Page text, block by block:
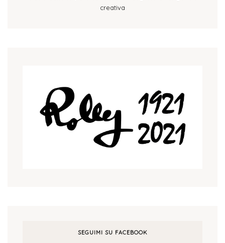
creativa
SEGUIMI SU FACEBOOK